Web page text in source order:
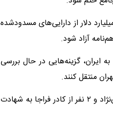
این گزارش، ایران در چارچوب پیش‌نویس این توافق، درخواست دریافت ۲۴ میلیارد دلار از دارایی‌های مسدودشده
آزاد شود.
ایران، گزینه‌هایی در حال بررسی
منتقل کنند.
بر اثر حمله آمریکا و اسرائیل به میدان 72 نارمک، ۳ نفر از اعضای تیم حفاظت احمدی‌نژاد و ۲ نفر از کادر فراجا به شهادت